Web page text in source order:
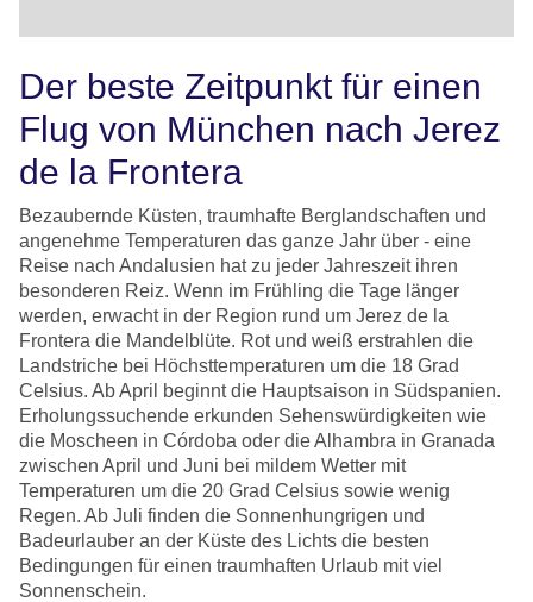
Der beste Zeitpunkt für einen
Flug von München nach Jerez
de la Frontera
Bezaubernde Küsten, traumhafte Berglandschaften und
angenehme Temperaturen das ganze Jahr über - eine
Reise nach Andalusien hat zu jeder Jahreszeit ihren
besonderen Reiz. Wenn im Frühling die Tage länger
werden, erwacht in der Region rund um Jerez de la
Frontera die Mandelblüte. Rot und weiß erstrahlen die
Landstriche bei Höchsttemperaturen um die 18 Grad
Celsius. Ab April beginnt die Hauptsaison in Südspanien.
Erholungssuchende erkunden Sehenswürdigkeiten wie
die Moscheen in Córdoba oder die Alhambra in Granada
zwischen April und Juni bei mildem Wetter mit
Temperaturen um die 20 Grad Celsius sowie wenig
Regen. Ab Juli finden die Sonnenhungrigen und
Badeurlauber an der Küste des Lichts die besten
Bedingungen für einen traumhaften Urlaub mit viel
Sonnenschein.